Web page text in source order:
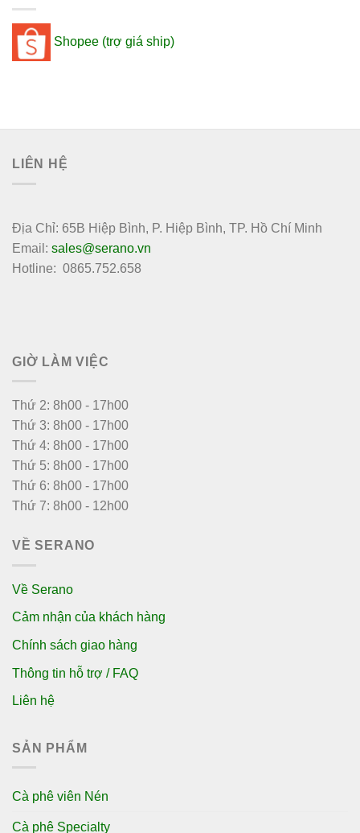
Shopee (trợ giá ship)
LIÊN HỆ
Địa Chỉ: 65B Hiệp Bình, P. Hiệp Bình, TP. Hồ Chí Minh
Email: sales@serano.vn
Hotline: 0865.752.658
GIỜ LÀM VIỆC
Thứ 2: 8h00 - 17h00
Thứ 3: 8h00 - 17h00
Thứ 4: 8h00 - 17h00
Thứ 5: 8h00 - 17h00
Thứ 6: 8h00 - 17h00
Thứ 7: 8h00 - 12h00
VỀ SERANO
Về Serano
Cảm nhận của khách hàng
Chính sách giao hàng
Thông tin hỗ trợ / FAQ
Liên hệ
SẢN PHẨM
Cà phê viên Nén
Cà phê Specialty